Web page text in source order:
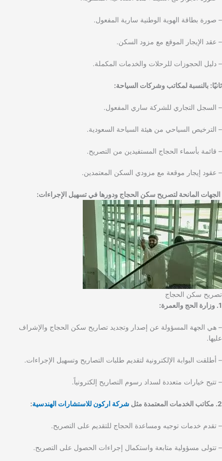
– صورة بطاقة الهوية الوطنية سارية المفعول.
– عقد الإيجار الموقع مع مزود السكن.
– دليل الحجوزات للرحلات والخدمات المكملة.
ثانيًا: بالنسبة لمكاتب وشركات السياحة:
– السجل التجاري للشركة ساري المفعول.
– الترخيص السياحي من هيئة السياحة السعودية.
– قائمة بأسماء الحجاج المستفيدين من التصريح.
– عقود إيجار موقعة مع مزودي السكن المعتمدين.
الجهات المانحة لتصريح سكن الحجاج ودورها في تسهيل الإجراءات:
تصريح سكن الحجاج
1. وزارة الحج والعمرة:
– هي الجهة المسؤولة عن إصدار وتجديد تصاريح سكن الحجاج والإشراف
عليها.
– أطلقت البوابة الإلكترونية لتقديم طلبات التصاريح وتسهيل الإجراءات.
– تتيح خيارات متعددة لسداد رسوم التصاريح إلكترونياً.
2. مكاتب الخدمات المعتمدة مثل شركة اركون للاستشارات الهندسية:
– تقدم خدمات توجيه ومساعدة الحجاج للتقديم على التصريح.
– تتولى مسؤولية متابعة واستكمال إجراءات الحصول على التصريح.